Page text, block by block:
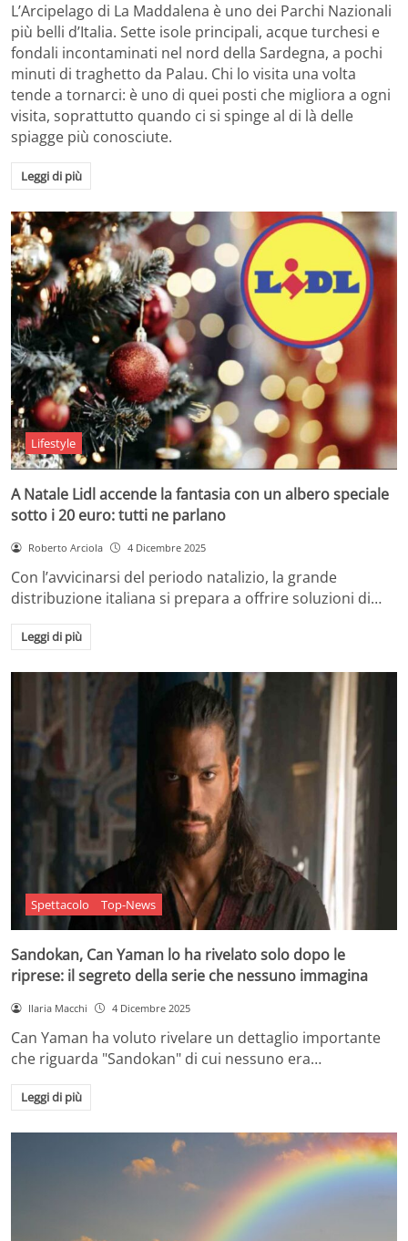
L’Arcipelago di La Maddalena è uno dei Parchi Nazionali
più belli d’Italia. Sette isole principali, acque turchesi e
fondali incontaminati nel nord della Sardegna, a pochi
minuti di traghetto da Palau. Chi lo visita una volta
tende a tornarci: è uno di quei posti che migliora a ogni
visita, soprattutto quando ci si spinge al di là delle
spiagge più conosciute.
Leggi di più
Lifestyle
A Natale Lidl accende la fantasia con un albero speciale
sotto i 20 euro: tutti ne parlano
Roberto Arciola 4 Dicembre 2025
Con l’avvicinarsi del periodo natalizio, la grande
distribuzione italiana si prepara a offrire soluzioni di…
Leggi di più
Spettacolo Top-News
Sandokan, Can Yaman lo ha rivelato solo dopo le
riprese: il segreto della serie che nessuno immagina
Ilaria Macchi 4 Dicembre 2025
Can Yaman ha voluto rivelare un dettaglio importante
che riguarda "Sandokan" di cui nessuno era…
Leggi di più